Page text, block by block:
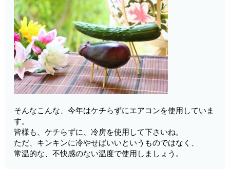
そんなこんな、今年はケチらずにエアコンを使用していま
す。
皆様も、ケチらずに、冷房を使用して下さいね。
ただ、キンキンに冷やせばいいというものではなく、
常温的な、不快感のない温度で使用しましょう。